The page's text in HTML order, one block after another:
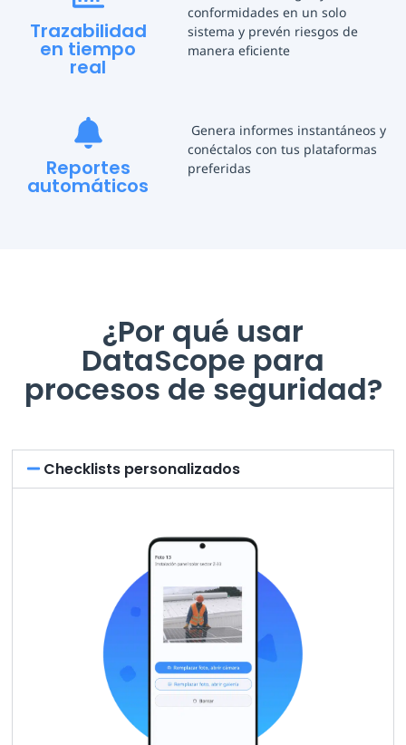
Trazabilidad
en tiempo
real
conformidades en un solo
sistema y prevén riesgos de
manera eficiente
Reportes
automáticos
Genera informes instantáneos y
conéctalos con tus plataformas
preferidas
¿Por qué usar
DataScope para
procesos de seguridad?
Checklists personalizados